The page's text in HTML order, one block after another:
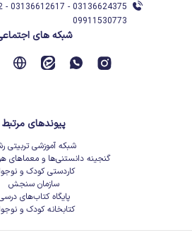
09911530773
شبکه های
پیوندهای مرتبط
شبکه آموزشی تربیتی
گنجینه دانستنی‌ها و معماهای
کاردستی کودک و
سازمان سنجش
پایگاه کتاب‌های
کتابخانه کودک و